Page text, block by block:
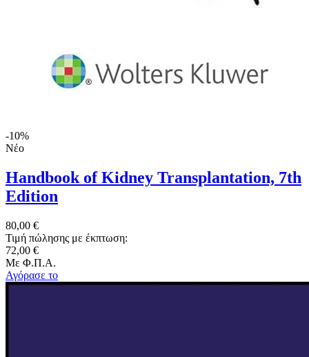
-10%
Νέο
Handbook of Kidney Transplantation, 7th
Edition
80,00 €
Τιμή πώλησης με έκπτωση:
72,00 €
Με Φ.Π.Α.
Αγόρασε το